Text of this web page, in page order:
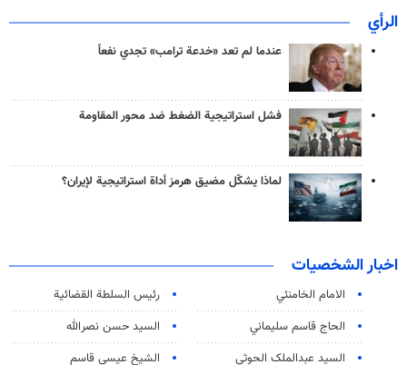
الرأي
عندما لم تعد «خدعة ترامب» تجدي نفعاً
فشل استراتيجية الضغط ضد محور المقاومة
لماذا يشكّل مضيق هرمز أداة استراتيجية لإيران؟
اخبار الشخصيات
الامام الخامنئي
رئیس السلطة القضائیة
الحاج قاسم سليماني
السيد حسن نصرالله
السید عبدالملک الحوثي
الشيخ عيسى قاسم